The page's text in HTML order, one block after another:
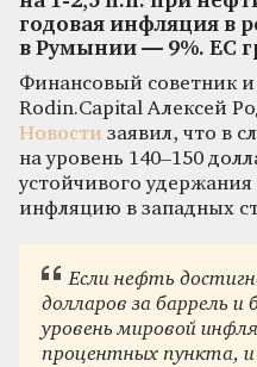
годовая инфляция в
в Румынии — 9%. ЕС
Финансовый советник
Rodin.Capital Алексей
Новости заявил, что в
на уровень 140–150
устойчивого удержания
инфляцию в западных
Если нефть
долларов за баррель
уровень мировой
процентных пункта,